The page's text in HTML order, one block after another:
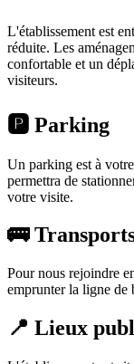
L'établissement est
réduite. Les
confortable et un
visiteurs.
🅿️ Parking
Un parking est à
permettra de
votre visite.
🚌
Pour nous rejoindre
emprunter la ligne de
📍 Lieux